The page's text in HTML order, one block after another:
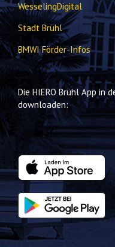
WesselingDigital
Stadt Brühl
BMWI Förder-Infos
Die HIERO Brühl App in
downloaden: